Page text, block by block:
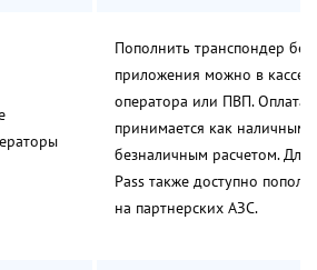
Пополнить транспондер без
приложения можно в кассе
оператора или ПВП. Оплата
принимается как наличным,
безналичным расчетом. Для
Pass также доступно
на партнерских АЗС.